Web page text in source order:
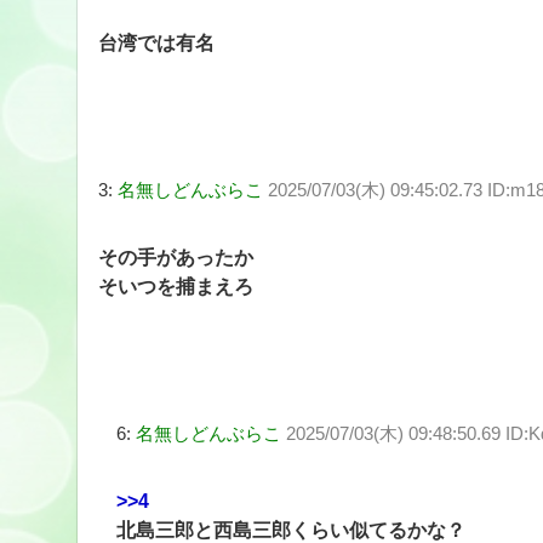
台湾では有名
3: 名無しどんぶらこ 2025/07/03(木) 09:45:02.73
その手があったか
そいつを捕まえろ
6: 名無しどんぶらこ 2025/07/03(木) 09:48:50.69
>>4
北島三郎と西島三郎くらい似てるかな？